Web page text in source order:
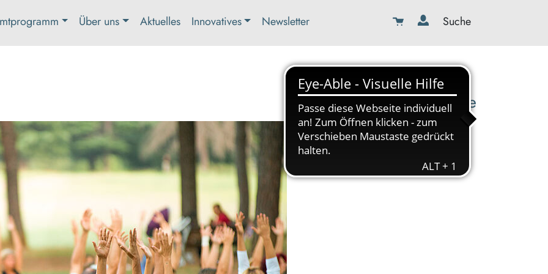
Über uns Aktuelles Innovatives Newsletter Suche
08179-423989-0
info@kbw-toelz-wor.de